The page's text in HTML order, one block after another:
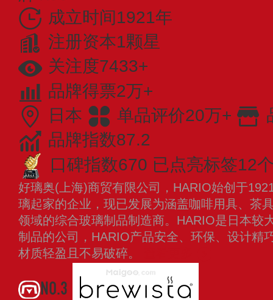
成立时间1921年
注册资本1颗星
关注度7433+
品牌得票2万+
日本
单品评价20万+
品牌指数87.2
口碑指数670 已点亮标签12
好璃奥(上海)商贸有限公司，HARIO始创于
璃起家的企业，现已发展为涵盖咖啡用具、茶
领域的综合玻璃制品制造商。HARIO是日本较
制品的公司，HARIO产品安全、环保、设计精
材质轻盈且不易破碎。
NO.3